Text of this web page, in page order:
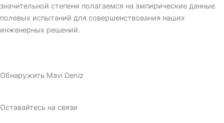
значительной степени полагаемся на эмпирические данные
полевых испытаний для совершенствования наших
инженерных решений.
Обнаружить Mavi Deniz
Оставайтесь на связи